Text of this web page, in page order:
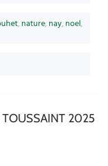
,nature,nay,noel,
TOUSSAINT 2025